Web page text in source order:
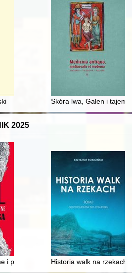
ewakuacji Armii Andersa z
Skóra lwa, Galen i
2025
do Polski : 35 lat samorządności
i pośmiertne Karola Marksa
Historia walk na rzekach.